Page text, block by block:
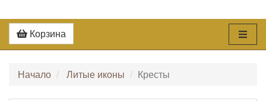
Корзина
Начало Литые иконы Кресты